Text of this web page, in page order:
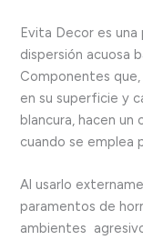
Evita Decor es
dispersión acuosa
Componentes
en su superficie y
blancura, hacen
cuando se emplea
Al usarlo
paramentos de
ambientes